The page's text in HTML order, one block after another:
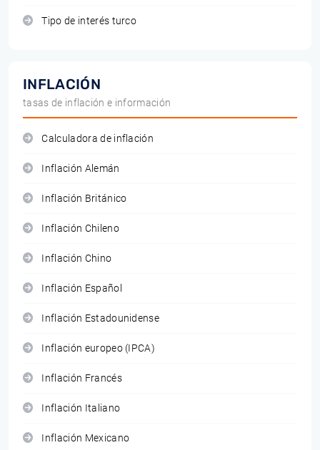
Tipo de interés turco
INFLACIÓN
tasas de inflación e información
Calculadora de inflación
Inflación Alemán
Inflación Británico
Inflación Chileno
Inflación Chino
Inflación Español
Inflación Estadounidense
Inflación europeo (IPCA)
Inflación Francés
Inflación Italiano
Inflación Mexicano